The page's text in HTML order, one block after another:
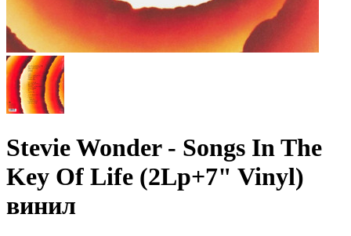
Stevie Wonder ‎- Songs In The
Key Of Life (2Lp+7" Vinyl)
винил